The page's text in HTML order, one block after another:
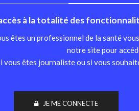
à la totalité des
êtes un professionnel de la santé
notre site pour
vous êtes journaliste ou si vous
JE ME CONNECTE